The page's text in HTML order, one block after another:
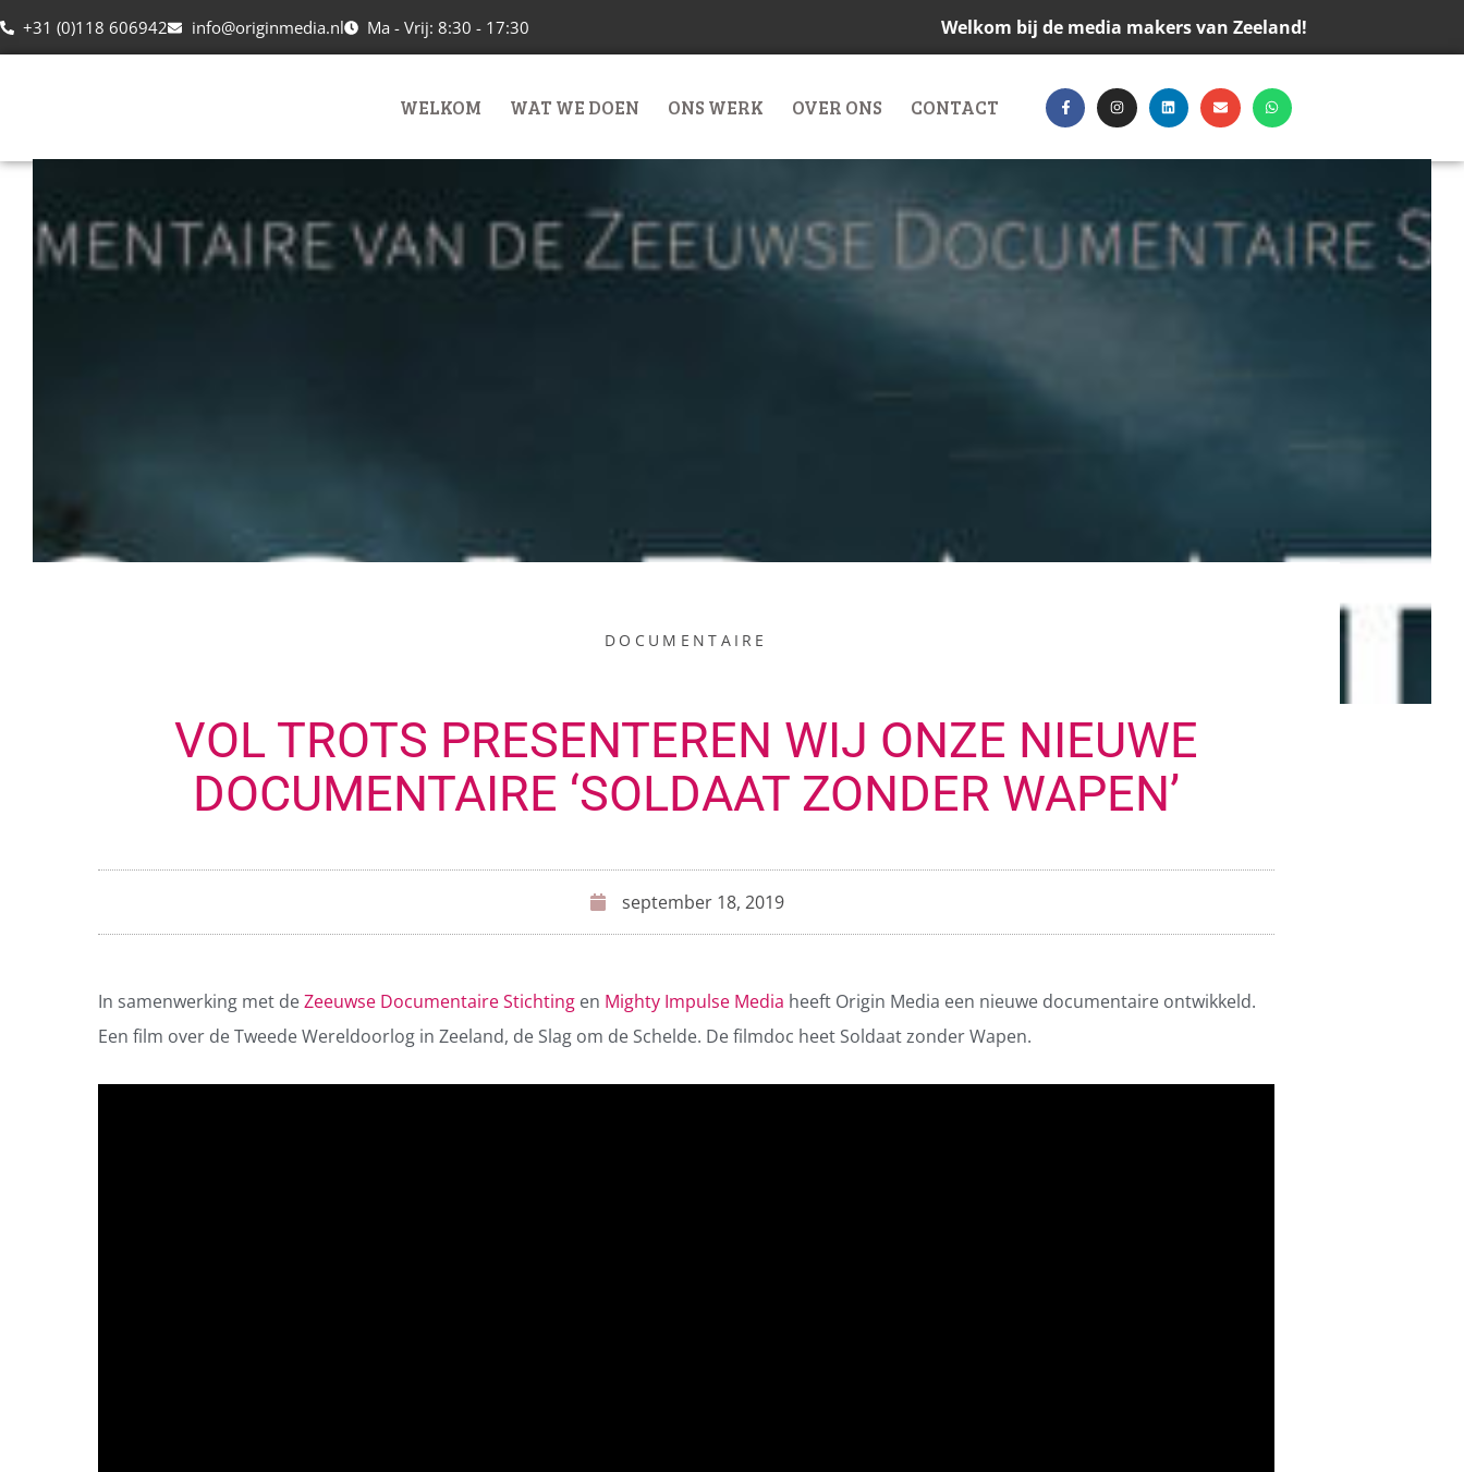
+31 (0)118 606942 info@originmedia.nl Ma - Vrij: 8:30 - 17:30 Welkom bij de media makers van Zeeland!
WELKOM WAT WE DOEN ONS WERK OVER ONS CONTACT
DOCUMENTAIRE
VOL TROTS PRESENTEREN WIJ ONZE NIEUWE
DOCUMENTAIRE ‘SOLDAAT ZONDER WAPEN’
september 18, 2019
In samenwerking met deZeeuwse Documentaire Stichting en Mighty Impulse Media heeft Origin Media een nieuwe documentaire ontwikkeld.
Een film over de Tweede Wereldoorlog in Zeeland, de Slag om de Schelde. De filmdoc heet Soldaat zonder Wapen.